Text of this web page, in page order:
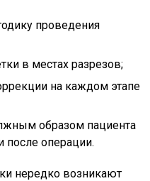
проведения
в местах разрезов;
на каждом этапе
образом пациента
после операции.
нередко возникают